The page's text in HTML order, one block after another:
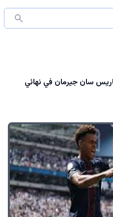
سان جيرمان في نهائي